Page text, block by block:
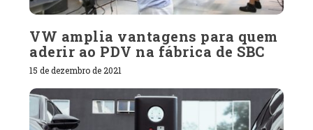
VW amplia vantagens para quem
aderir ao PDV na fábrica de SBC
15 de dezembro de 2021